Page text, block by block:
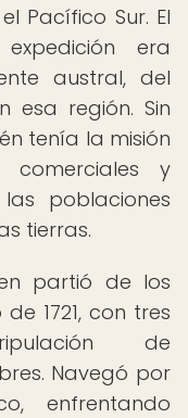
Pacífico Sur. El
era
austral, del
esa región. Sin
tenía la misión
y
poblaciones
tierras.
partió de los
1721, con tres
de
Navegó por
enfrentando